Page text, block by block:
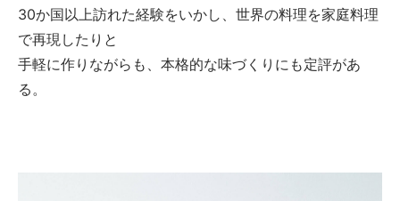
30か国以上訪れた経験をいかし、世界の料理を家庭料理
で再現したりと
手軽に作りながらも、本格的な味づくりにも定評があ
る。